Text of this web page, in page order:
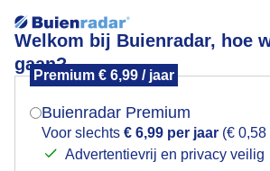
Welkom bij Buienradar, hoe
gaan?
Premium € 6,99 / jaar
Buienradar Premium
Voor slechts € 6,99 per jaar (€
Advertentievrij en privacy veilig
mooie wolkenluchten
Mogen we je locatie